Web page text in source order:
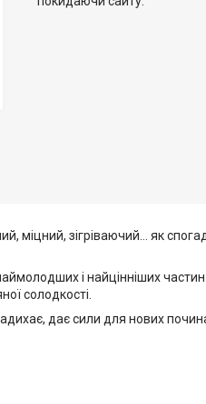
міцний, зігріваючий… як
і найцінніших
солодкості.
дає сили для нових